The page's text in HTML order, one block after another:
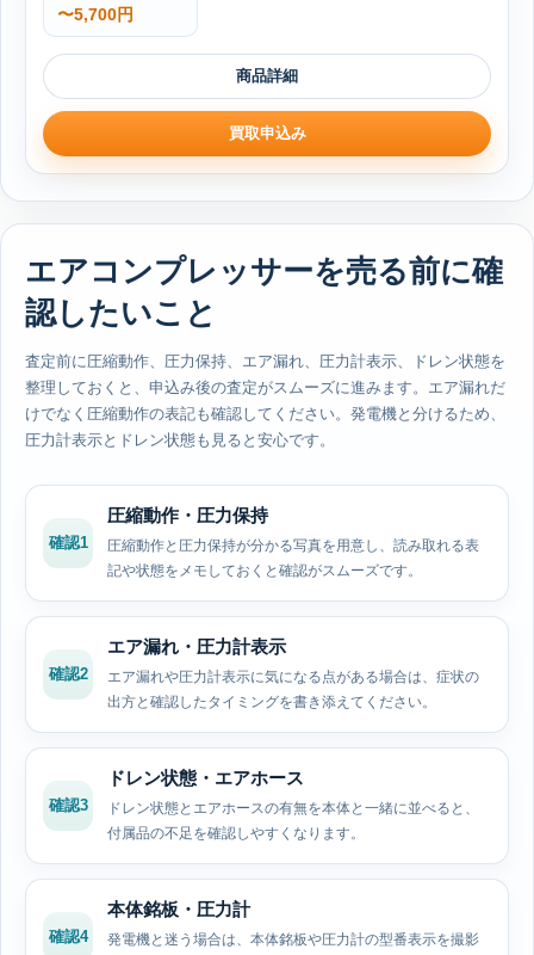
〜5,700円
商品詳細
買取申込み
エアコンプレッサーを売る前に確
認したいこと
査定前に圧縮動作、圧力保持、エア漏れ、圧力計表示、ドレン状態を
整理しておくと、申込み後の査定がスムーズに進みます。エア漏れだ
けでなく圧縮動作の表記も確認してください。発電機と分けるため、
圧力計表示とドレン状態も見ると安心です。
確認1
圧縮動作・圧力保持
圧縮動作と圧力保持が分かる写真を用意し、読み取れる表
記や状態をメモしておくと確認がスムーズです。
確認2
エア漏れ・圧力計表示
エア漏れや圧力計表示に気になる点がある場合は、症状の
出方と確認したタイミングを書き添えてください。
確認3
ドレン状態・エアホース
ドレン状態とエアホースの有無を本体と一緒に並べると、
付属品の不足を確認しやすくなります。
確認4
本体銘板・圧力計
発電機と迷う場合は、本体銘板や圧力計の型番表示を撮影